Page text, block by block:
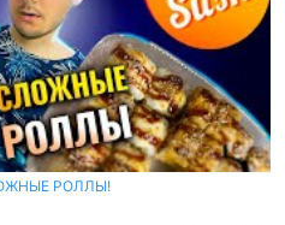
РОЛЛЫ!